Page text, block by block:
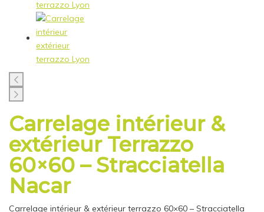
Carrelage intérieur &
extérieur Terrazzo
60×60 – Stracciatella
Nacar
Carrelage intérieur & extérieur terrazzo 60×60 – Stracciatella